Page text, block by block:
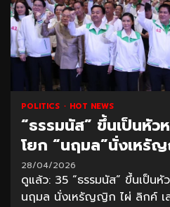
POLITICS HOT NEWS
“ธรรมนัส” ขึ้นเป็นหัว
โยก “นฤมล”นั่งเหรั
28/04/2026
ดูแล้ว: 35 “ธรรมนัส” ขึ้นเป็น
นฤมล นั่งเหรัญญิก ไผ่ ลิกค์ เ